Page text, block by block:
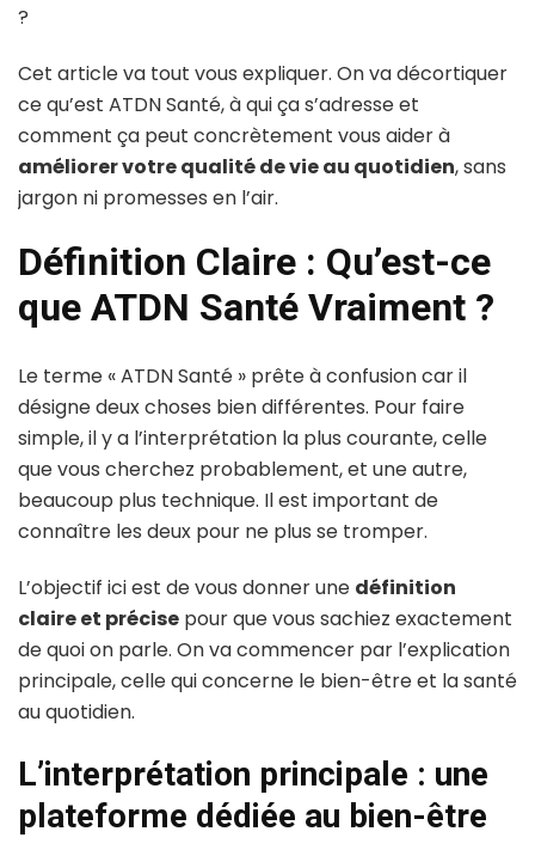
?
Cet article va tout vous expliquer. On va décortiquer
ce qu’est ATDN Santé, à qui ça s’adresse et
comment ça peut concrètement vous aider à
améliorer votre qualité de vie au quotidien, sans
jargon ni promesses en l’air.
Définition Claire : Qu’est-ce
que ATDN Santé Vraiment ?
Le terme « ATDN Santé » prête à confusion car il
désigne deux choses bien différentes. Pour faire
simple, il y a l’interprétation la plus courante, celle
que vous cherchez probablement, et une autre,
beaucoup plus technique. Il est important de
connaître les deux pour ne plus se tromper.
L’objectif ici est de vous donner une définition
claire et précise pour que vous sachiez exactement
de quoi on parle. On va commencer par l’explication
principale, celle qui concerne le bien-être et la santé
au quotidien.
L’interprétation principale : une
plateforme dédiée au bien-être